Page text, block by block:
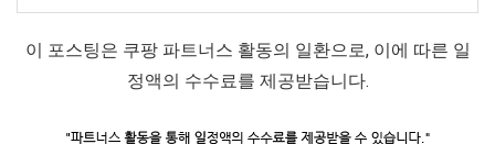
이 포스팅은 쿠팡 파트너스 활동의 일환으로, 이에 따른 일
정액의 수수료를 제공받습니다.